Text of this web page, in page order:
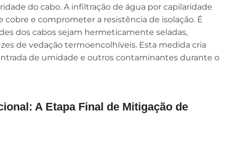
do cabo. A infiltração de água por capilaridade
e comprometer a resistência de isolação. É
dos cabos sejam hermeticamente seladas,
de vedação termoencolhíveis. Esta medida cria
de umidade e outros contaminantes durante o
A Etapa Final de Mitigação de